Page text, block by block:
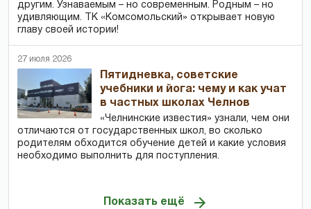
другим. Узнаваемым – но современным. Родным – но
удивляющим. ТК «Комсомольский» открывает новую
главу своей истории!
27 июля 2026
Пятидневка, советские
учебники и йога: чему и как учат
в частных школах Челнов
«Челнинские известия» узнали, чем они
отличаются от государственных школ, во сколько
родителям обходится обучение детей и какие условия
необходимо выполнить для поступления.
Показать ещё